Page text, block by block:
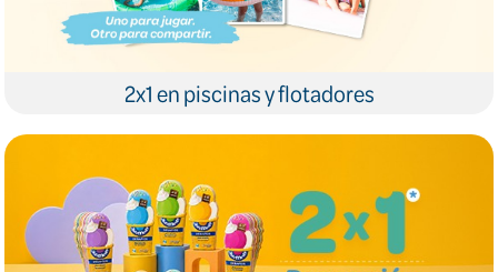
2x1 en piscinas y flotadores